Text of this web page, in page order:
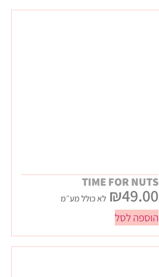
TIME FOR NUTS
₪49.00 לא כולל מע״מ
הוספה לסל